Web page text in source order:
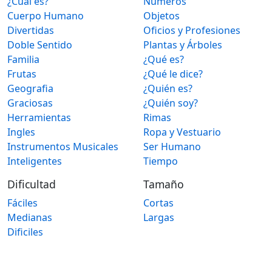
Cuerpo Humano
Divertidas
Doble Sentido
Familia
Frutas
Geografia
Graciosas
Herramientas
Ingles
Instrumentos Musicales
Inteligentes
Objetos
Oficios y Profesiones
Plantas y Árboles
¿Qué es?
¿Qué le dice?
¿Quién es?
¿Quién soy?
Rimas
Ropa y Vestuario
Ser Humano
Tiempo
Dificultad
Fáciles
Medianas
Dificiles
Tamaño
Cortas
Largas